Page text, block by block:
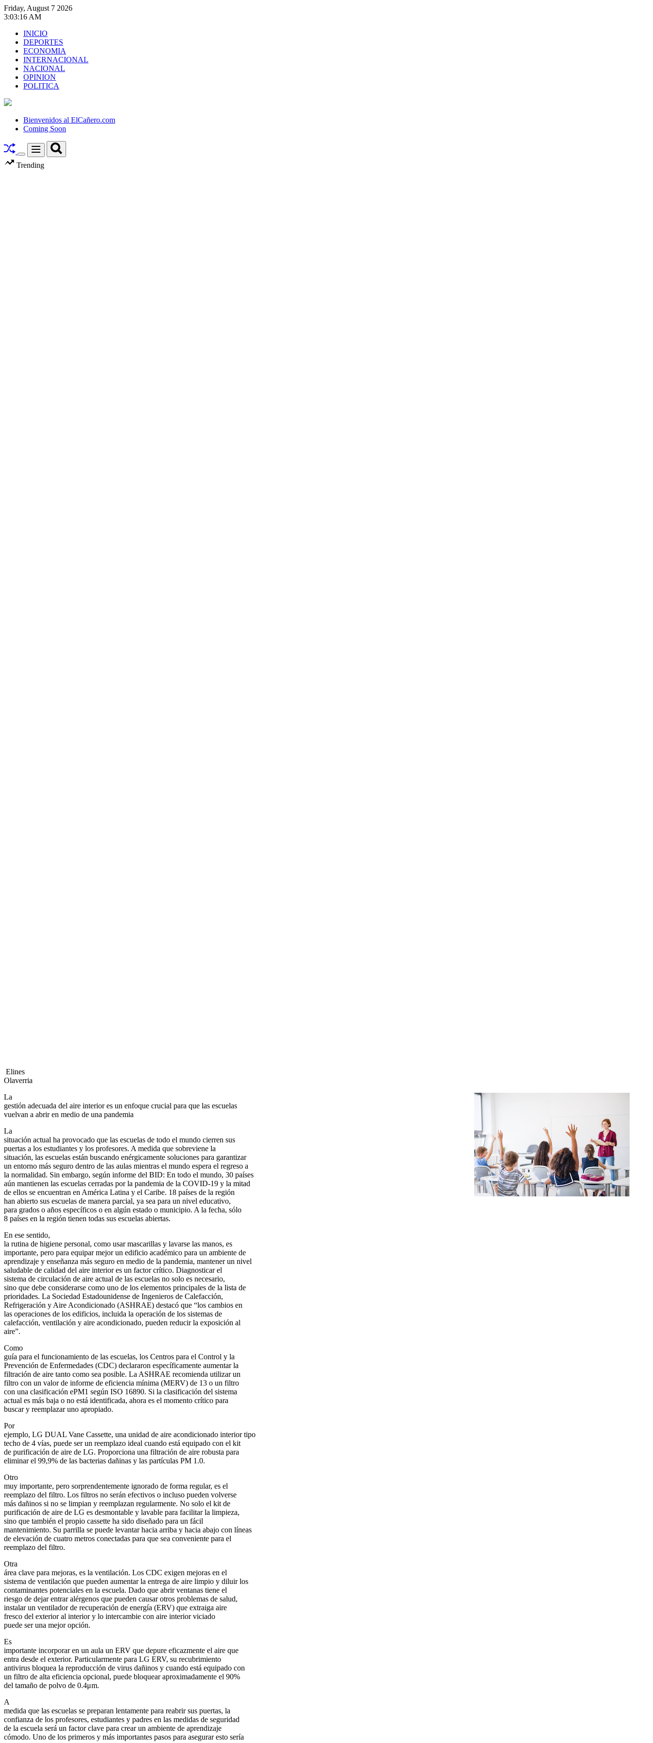
Skip
to
Friday, August 7 2026
3:03:17 AM
INICIO
DEPORTES
ECONOMIA
INTERNACIONAL
NACIONAL
OPINION
POLITICA
El
Bienvenidos al ElCañero.com
Coming Soon
Switch
color
Menu Search
Trending
Elines
Olaverria
La
gestión adecuada del aire interior es un enfoque crucial para que las escuelas
vuelvan a abrir en medio de una pandemia
La
situación actual ha provocado que las escuelas de todo el mundo cierren sus
puertas a los estudiantes y los profesores. A medida que sobreviene la
situación, las escuelas están buscando enérgicamente soluciones para garantizar
un entorno más seguro dentro de las aulas mientras el mundo espera el regreso a
la normalidad. Sin embargo, según informe del BID: En todo el mundo, 30 países
aún mantienen las escuelas cerradas por la pandemia de la COVID-19 y la mitad
de ellos se encuentran en América Latina y el Caribe. 18 países de la región
han abierto sus escuelas de manera parcial, ya sea para un nivel educativo,
para grados o años específicos o en algún estado o municipio. A la fecha, sólo
8 países en la región tienen todas sus escuelas abiertas.
En ese sentido,
la rutina de higiene personal, como usar mascarillas y lavarse las manos, es
importante, pero para equipar mejor un edificio académico para un ambiente de
aprendizaje y enseñanza más seguro en medio de la pandemia, mantener un nivel
saludable de calidad del aire interior es un factor crítico. Diagnosticar el
sistema de circulación de aire actual de las escuelas no solo es necesario,
sino que debe considerarse como uno de los elementos principales de la lista de
prioridades. La Sociedad Estadounidense de Ingenieros de Calefacción,
Refrigeración y Aire Acondicionado (ASHRAE) destacó que “los cambios en
las operaciones de los edificios, incluida la operación de los sistemas de
calefacción, ventilación y aire acondicionado, pueden reducir la exposición al
aire”.
Como
guía para el funcionamiento de las escuelas, los Centros para el Control y la
Prevención de Enfermedades (CDC) declararon específicamente aumentar la
filtración de aire tanto como sea posible. La ASHRAE recomienda utilizar un
filtro con un valor de informe de eficiencia mínima (MERV) de 13 o un filtro
con una clasificación ePM1 según ISO 16890. Si la clasificación del sistema
actual es más baja o no está identificada, ahora es el momento crítico para
buscar y reemplazar uno apropiado.
Por
ejemplo, LG DUAL Vane Cassette, una unidad de aire acondicionado interior tipo
techo de 4 vías, puede ser un reemplazo ideal cuando está equipado con el kit
de purificación de aire de LG. Proporciona una filtración de aire robusta para
eliminar el 99,9% de las bacterias dañinas y las partículas PM 1.0.
Otro
muy importante, pero sorprendentemente ignorado de forma regular, es el
reemplazo del filtro. Los filtros no serán efectivos o incluso pueden volverse
más dañinos si no se limpian y reemplazan regularmente. No solo el kit de
purificación de aire de LG es desmontable y lavable para facilitar la limpieza,
sino que también el propio cassette ha sido diseñado para un fácil
mantenimiento. Su parrilla se puede levantar hacia arriba y hacia abajo con líneas
de elevación de cuatro metros conectadas para que sea conveniente para el
reemplazo del filtro.
Otra
área clave para mejoras, es la ventilación. Los CDC exigen mejoras en el
sistema de ventilación que pueden aumentar la entrega de aire limpio y diluir los
contaminantes potenciales en la escuela. Dado que abrir ventanas tiene el
riesgo de dejar entrar alérgenos que pueden causar otros problemas de salud,
instalar un ventilador de recuperación de energía (ERV) que extraiga aire
fresco del exterior al interior y lo intercambie con aire interior viciado
puede ser una mejor opción.
Es
importante incorporar en un aula un ERV que depure eficazmente el aire que
entra desde el exterior. Particularmente para LG ERV, su recubrimiento
antivirus bloquea la reproducción de virus dañinos y cuando está equipado con
un filtro de alta eficiencia opcional, puede bloquear aproximadamente el 90%
del tamaño de polvo de 0.4μm.
A
medida que las escuelas se preparan lentamente para reabrir sus puertas, la
confianza de los profesores, estudiantes y padres en las medidas de seguridad
de la escuela será un factor clave para crear un ambiente de aprendizaje
cómodo. Uno de los primeros y más importantes pasos para asegurar esto sería